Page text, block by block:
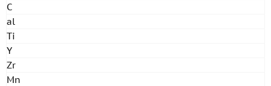
C
al
Ti
Y
Zr
Mn